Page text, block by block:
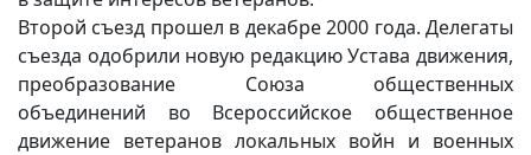
Второй съезд прошел в декабре 2000 года. Делегаты
съезда одобрили новую редакцию Устава движения,
преобразование Союза общественных
объединений во Всероссийское общественное
движение ветеранов локальных войн и военных